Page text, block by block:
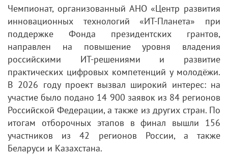
Чемпионат, организованный АНО «Центр развития
инновационных технологий «ИТ‑Планета» при
поддержке Фонда президентских грантов,
направлен на повышение уровня владения
российскими ИТ‑решениями и развитие
практических цифровых компетенций у молодёжи.
В 2026 году проект вызвал широкий интерес: на
участие было подано 14 900 заявок из 84 регионов
Российской Федерации, а также из других стран. По
итогам отборочных этапов в финал вышли 156
участников из 42 регионов России, а также
Беларуси и Казахстана.